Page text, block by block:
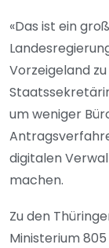
«Das ist ein
Vorzeigeland
um weniger
digitalen
machen.
Zu den
Ministerium